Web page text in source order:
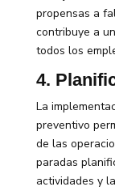
propensas a
contribuye a
todos los
4.
La
preventivo
de las
paradas
actividades y